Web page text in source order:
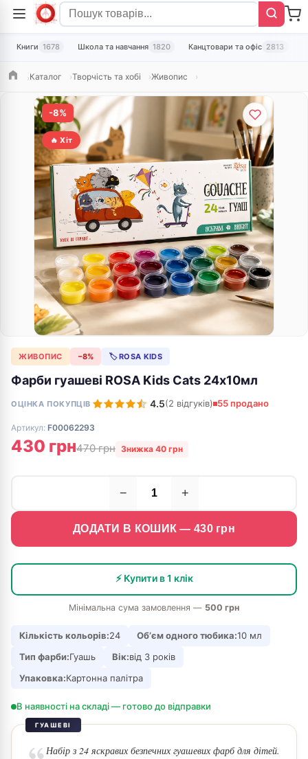
Книги 1678 Школа та навчання 1820 Канцтовари та офіс 2813
ГоловнаКаталог Творчість та хобі Живопис
-8%
🔥 Хіт
ЖИВОПИС −8% 🏷 ROSA KIDS
Фарби гуашеві ROSA Kids Cats 24х10мл
ОЦІНКА ПОКУПЦІВ 4.5(2 відгуків) 55 продано
Артикул: F00062293
430 грн470 грн Знижка 40 грн
− +
ДОДАТИ В КОШИК — 430грн
⚡ Купити в 1 клік
Мінімальна сума замовлення — 500 грн
Кількість кольорів:24 Обʼєм одного тюбика:10 мл
Тип фарби:Гуашь Вік:від 3 років
Упаковка:Картонна палітра
В наявності на складі — готово до відправки
ГУАШЕВІ
Набір з 24 яскравих безпечних гуашевих фарб для дітей.